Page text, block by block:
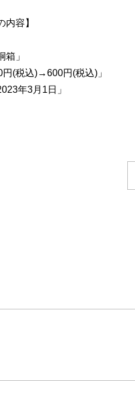
内容】
箱」
円(税込)→600円(税込)」
年3月1日」